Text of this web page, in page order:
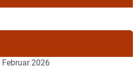
Februar 2026